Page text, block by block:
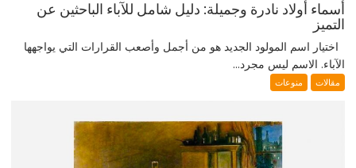
أسماء أولاد نادرة وجميلة: دليل شامل للآباء الباحثين عن
التميز
اختيار اسم المولود الجديد هو من أجمل وأصعب القرارات التي يواجهها
الآباء. الاسم ليس مجرد...
مقالات منوعات